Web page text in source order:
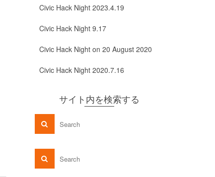
Civic Hack Night 2023.4.19
Civic Hack Night 9.17
Civic Hack Night on 20 August 2020
Civic Hack Night 2020.7.16
サイト内を検索する